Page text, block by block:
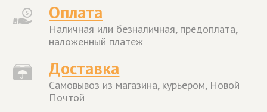
Оплата
Наличная или безналичная, предоплата,
наложенный платеж
Доставка
Самовывоз из магазина, курьером, Новой
Почтой